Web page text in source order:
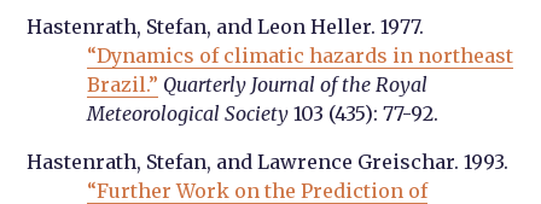
Hastenrath, Stefan, and Leon Heller. 1977.
“Dynamics of climatic hazards in northeast
Brazil.” Quarterly Journal of the Royal
Meteorological Society 103 (435): 77-92.
Hastenrath, Stefan, and Lawrence Greischar. 1993.
“Further Work on the Prediction of